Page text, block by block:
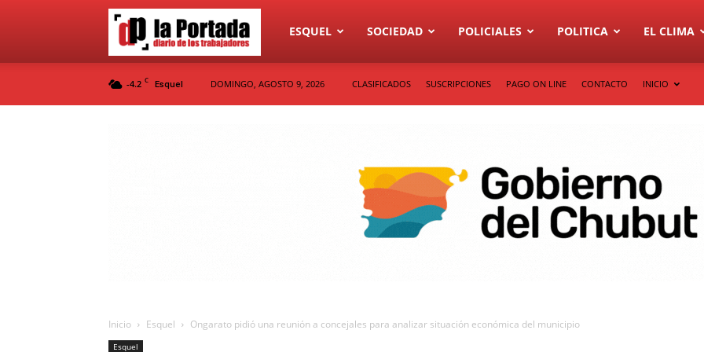
Diario
ESQUEL SOCIEDAD POLICIALES POLITICA EL CLIMA
-4.2 C Esquel DOMINGO, AGOSTO 9, 2026 CLASIFICADOS SUSCRIPCIONES PAGO ON LINE CONTACTO INICIO
Inicio Esquel Ongarato pidió una reunión a concejales para analizar situación económica del municipio
Esquel